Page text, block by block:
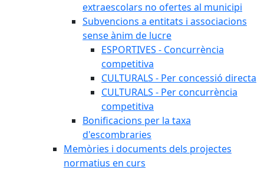
extraescolars no ofertes al municipi
Subvencions a entitats i associacions
sense ànim de lucre
ESPORTIVES - Concurrència
competitiva
CULTURALS - Per concessió directa
CULTURALS - Per concurrència
competitiva
Bonificacions per la taxa
d'escombraries
Memòries i documents dels projectes
normatius en curs